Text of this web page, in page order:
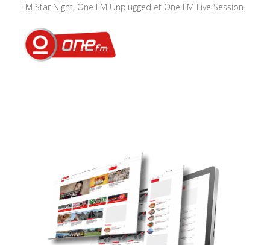
FM Star Night, One FM Unplugged et One FM Live Session.